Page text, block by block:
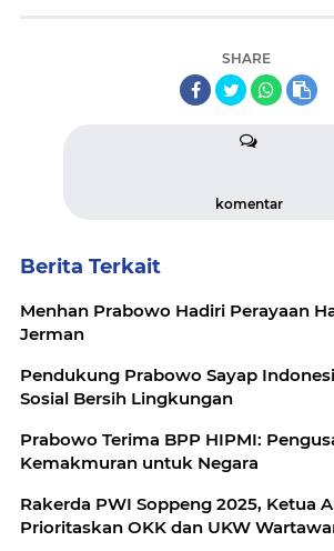
SHARE
komentar
Berita Terkait
Menhan Prabowo Hadiri Perayaan
Jerman
Pendukung Prabowo Sayap
Sosial Bersih Lingkungan
Prabowo Terima BPP HIPMI:
Kemakmuran untuk Negara
Rakerda PWI Soppeng 2025, Ketua
Prioritaskan OKK dan UKW